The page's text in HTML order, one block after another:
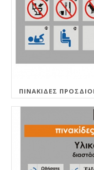
ΠΙΝΑΚΊΔΕΣ